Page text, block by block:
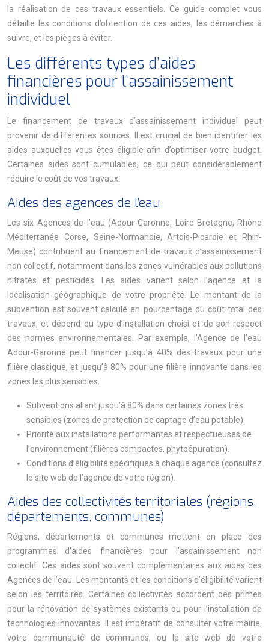
la réalisation de ces travaux essentiels. Ce guide complet vous
détaille les conditions d’obtention de ces aides, les démarches à
suivre, et les pièges à éviter.
Les différents types d’aides
financières pour l’assainissement
individuel
Le financement de travaux d’assainissement individuel peut
provenir de différentes sources. Il est crucial de bien identifier les
aides auxquelles vous êtes éligible afin d’optimiser votre budget.
Certaines aides sont cumulables, ce qui peut considérablement
réduire le coût de vos travaux.
Aides des agences de l’eau
Les six Agences de l’eau (Adour-Garonne, Loire-Bretagne, Rhône
Méditerranée Corse, Seine-Normandie, Artois-Picardie et Rhin-
Meuse) contribuent au financement de travaux d’assainissement
non collectif, notamment dans les zones vulnérables aux pollutions
nitrates et pesticides. Les aides varient selon l’agence et la
localisation géographique de votre propriété. Le montant de la
subvention est souvent calculé en pourcentage du coût total des
travaux, et dépend du type d’installation choisi et de son respect
des normes environnementales. Par exemple, l’Agence de l’eau
Adour-Garonne peut financer jusqu’à 40% des travaux pour une
filière classique, et jusqu’à 80% pour une filière innovante dans les
zones les plus sensibles.
Subventions allant jusqu’à 80% dans certaines zones très
sensibles (zones de protection de captage d’eau potable).
Priorité aux installations performantes et respectueuses de
l’environnement (filières compactes, phytoépuration).
Conditions d’éligibilité spécifiques à chaque agence (consultez
le site web de l’agence de votre région).
Aides des collectivités territoriales (régions,
départements, communes)
Régions, départements et communes mettent en place des
programmes d’aides financières pour l’assainissement non
collectif. Ces aides sont souvent complémentaires aux aides des
Agences de l’eau. Les montants et les conditions d’éligibilité varient
selon les territoires. Certaines collectivités accordent des primes
pour la rénovation de systèmes existants ou pour l’installation de
technologies innovantes. Il est impératif de consulter votre mairie,
votre communauté de communes, ou le site web de votre